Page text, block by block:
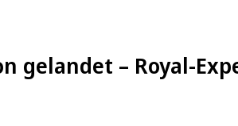
gelandet – Royal-